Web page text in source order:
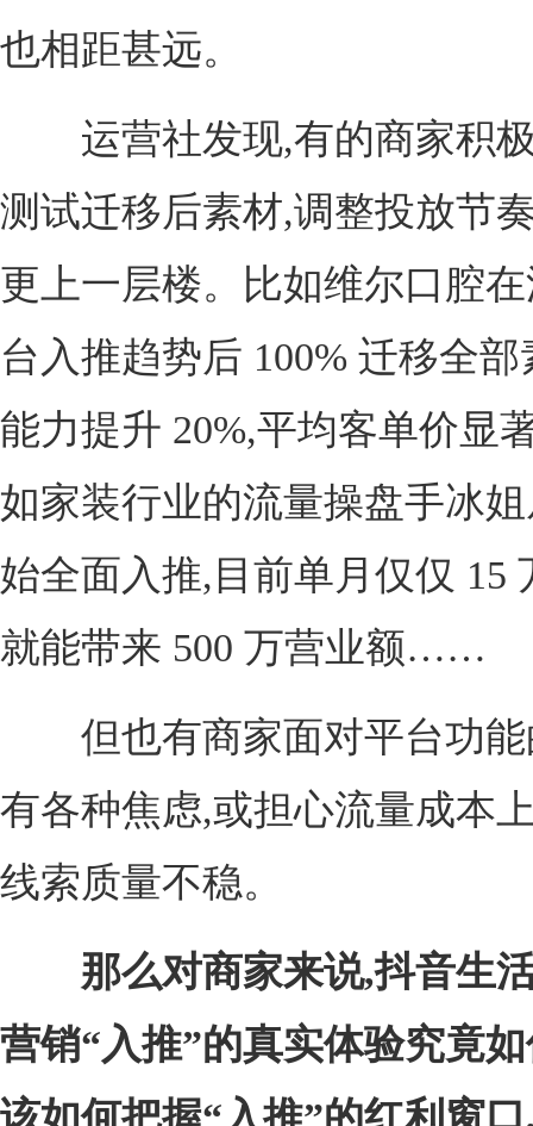
也相距甚远。
运营社发现,有的商家积极
测试迁移后素材,调整投放节
更上一层楼。比如维尔口腔
台入推趋势后 100% 迁移全
能力提升 20%,平均客单价显
如家装行业的流量操盘手冰
始全面入推,目前单月仅仅 15
就能带来 500 万营业额……
但也有商家面对平台功能
有各种焦虑,或担心流量成本
线索质量不稳。
那么对商家来说,抖音生
营销“入推”的真实体验究竟
该如何把握“入推”的红利窗